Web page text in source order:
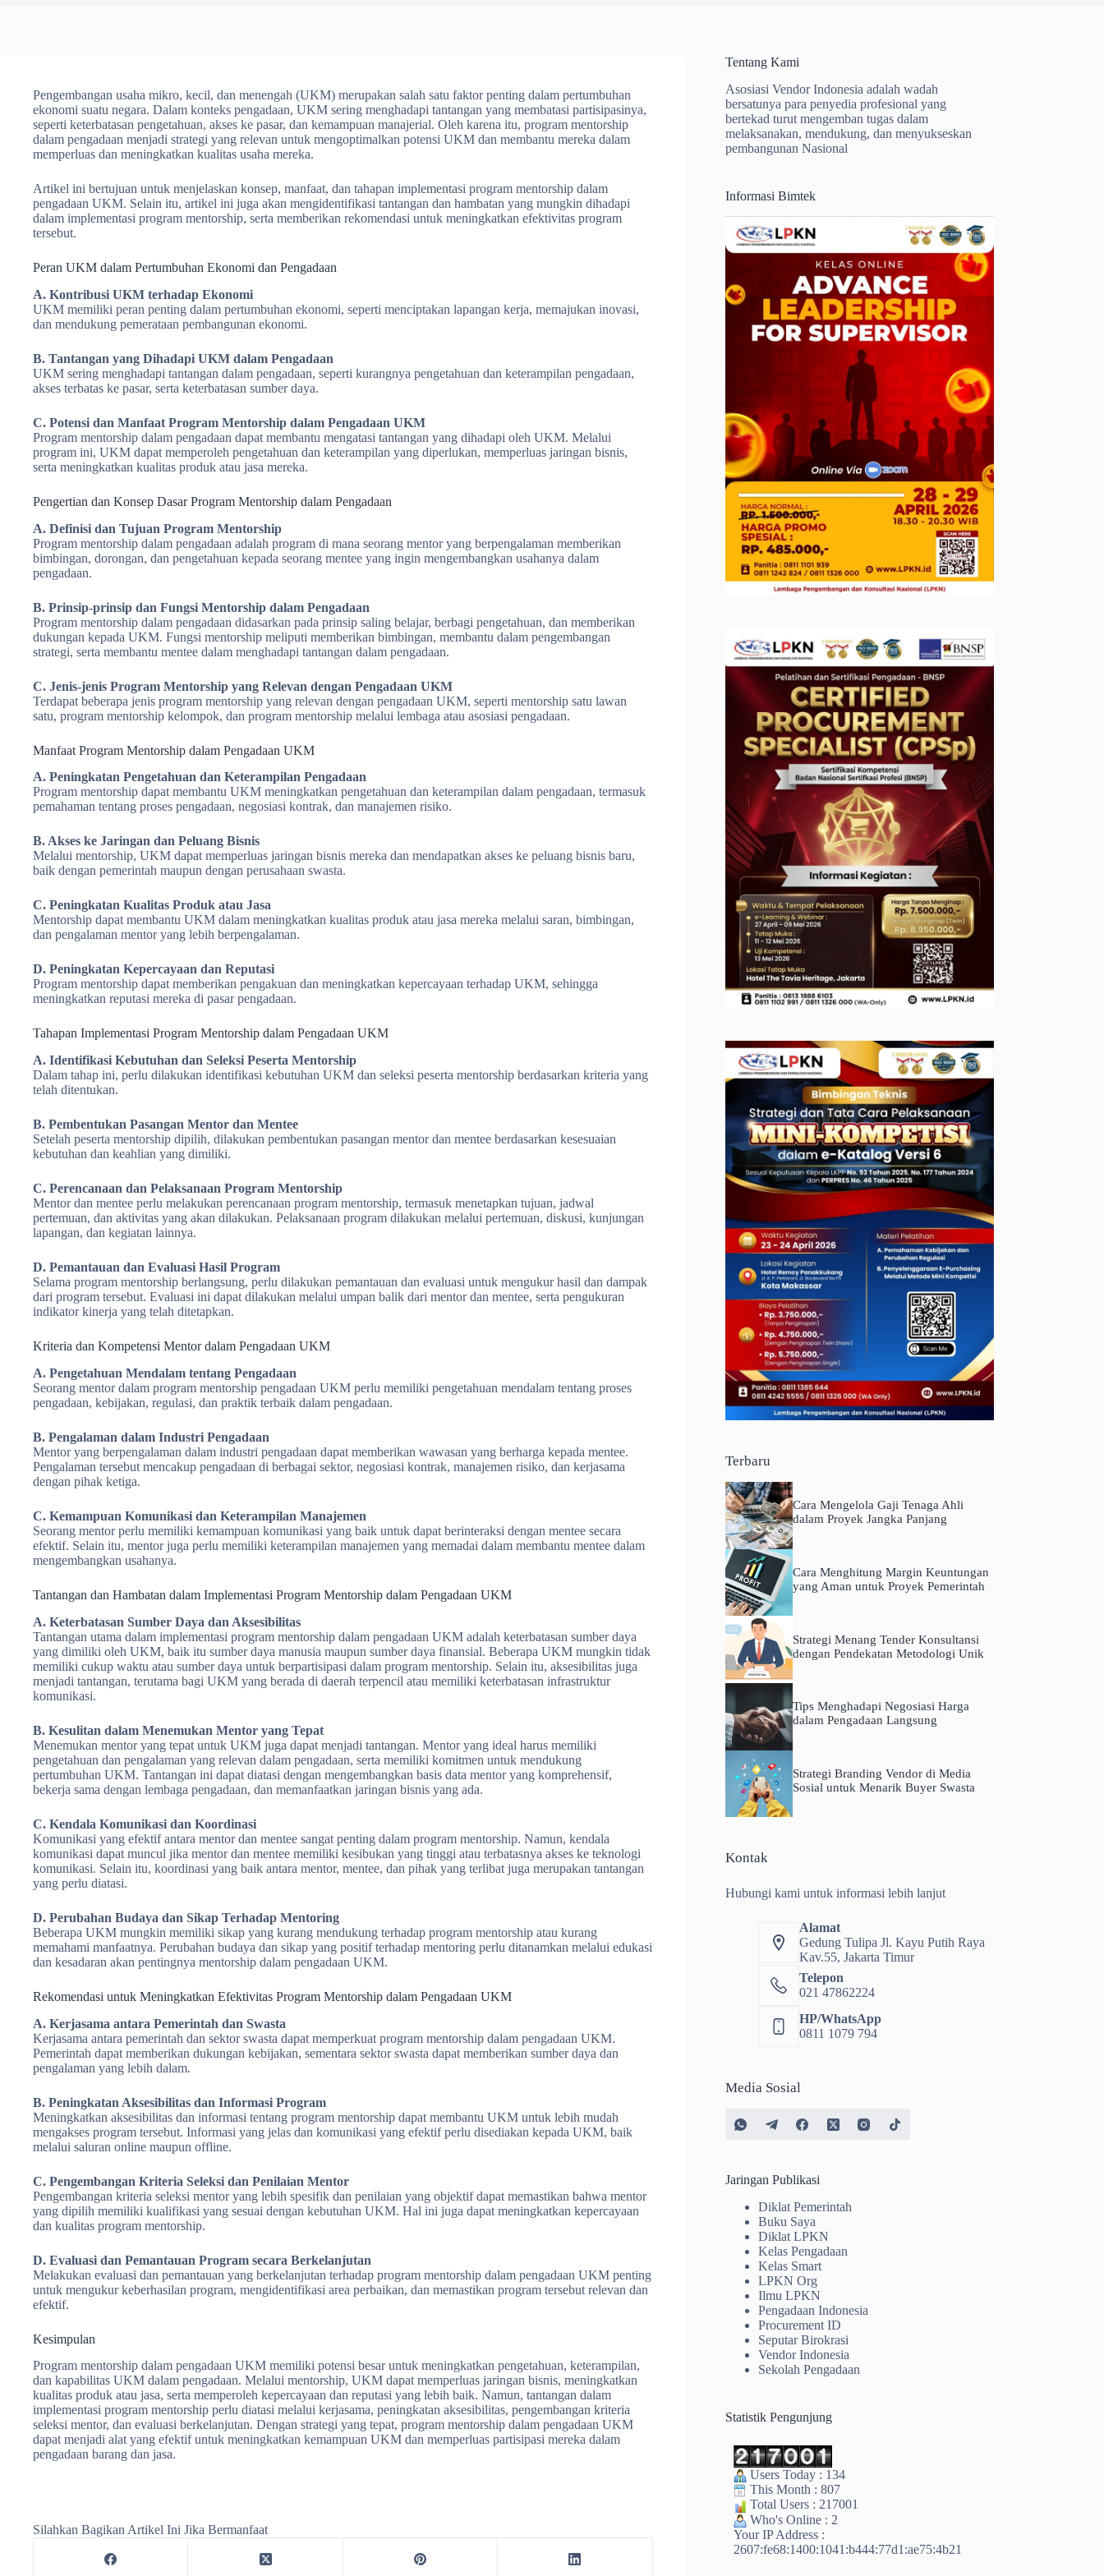
Pengembangan usaha mikro, kecil, dan menengah (UKM) merupakan salah satu faktor penting dalam pertumbuhan
ekonomi suatu negara. Dalam konteks pengadaan, UKM sering menghadapi tantangan yang membatasi partisipasinya,
seperti keterbatasan pengetahuan, akses ke pasar, dan kemampuan manajerial. Oleh karena itu, program mentorship
dalam pengadaan menjadi strategi yang relevan untuk mengoptimalkan potensi UKM dan membantu mereka dalam
memperluas dan meningkatkan kualitas usaha mereka.
Artikel ini bertujuan untuk menjelaskan konsep, manfaat, dan tahapan implementasi program mentorship dalam
pengadaan UKM. Selain itu, artikel ini juga akan mengidentifikasi tantangan dan hambatan yang mungkin dihadapi
dalam implementasi program mentorship, serta memberikan rekomendasi untuk meningkatkan efektivitas program
tersebut.
Peran UKM dalam Pertumbuhan Ekonomi dan Pengadaan
A. Kontribusi UKM terhadap Ekonomi
UKM memiliki peran penting dalam pertumbuhan ekonomi, seperti menciptakan lapangan kerja, memajukan inovasi,
dan mendukung pemerataan pembangunan ekonomi.
B. Tantangan yang Dihadapi UKM dalam Pengadaan
UKM sering menghadapi tantangan dalam pengadaan, seperti kurangnya pengetahuan dan keterampilan pengadaan,
akses terbatas ke pasar, serta keterbatasan sumber daya.
C. Potensi dan Manfaat Program Mentorship dalam Pengadaan UKM
Program mentorship dalam pengadaan dapat membantu mengatasi tantangan yang dihadapi oleh UKM. Melalui
program ini, UKM dapat memperoleh pengetahuan dan keterampilan yang diperlukan, memperluas jaringan bisnis,
serta meningkatkan kualitas produk atau jasa mereka.
Pengertian dan Konsep Dasar Program Mentorship dalam Pengadaan
A. Definisi dan Tujuan Program Mentorship
Program mentorship dalam pengadaan adalah program di mana seorang mentor yang berpengalaman memberikan
bimbingan, dorongan, dan pengetahuan kepada seorang mentee yang ingin mengembangkan usahanya dalam
pengadaan.
B. Prinsip-prinsip dan Fungsi Mentorship dalam Pengadaan
Program mentorship dalam pengadaan didasarkan pada prinsip saling belajar, berbagi pengetahuan, dan memberikan
dukungan kepada UKM. Fungsi mentorship meliputi memberikan bimbingan, membantu dalam pengembangan
strategi, serta membantu mentee dalam menghadapi tantangan dalam pengadaan.
C. Jenis-jenis Program Mentorship yang Relevan dengan Pengadaan UKM
Terdapat beberapa jenis program mentorship yang relevan dengan pengadaan UKM, seperti mentorship satu lawan
satu, program mentorship kelompok, dan program mentorship melalui lembaga atau asosiasi pengadaan.
Manfaat Program Mentorship dalam Pengadaan UKM
A. Peningkatan Pengetahuan dan Keterampilan Pengadaan
Program mentorship dapat membantu UKM meningkatkan pengetahuan dan keterampilan dalam pengadaan, termasuk
pemahaman tentang proses pengadaan, negosiasi kontrak, dan manajemen risiko.
B. Akses ke Jaringan dan Peluang Bisnis
Melalui mentorship, UKM dapat memperluas jaringan bisnis mereka dan mendapatkan akses ke peluang bisnis baru,
baik dengan pemerintah maupun dengan perusahaan swasta.
C. Peningkatan Kualitas Produk atau Jasa
Mentorship dapat membantu UKM dalam meningkatkan kualitas produk atau jasa mereka melalui saran, bimbingan,
dan pengalaman mentor yang lebih berpengalaman.
D. Peningkatan Kepercayaan dan Reputasi
Program mentorship dapat memberikan pengakuan dan meningkatkan kepercayaan terhadap UKM, sehingga
meningkatkan reputasi mereka di pasar pengadaan.
Tahapan Implementasi Program Mentorship dalam Pengadaan UKM
A. Identifikasi Kebutuhan dan Seleksi Peserta Mentorship
Dalam tahap ini, perlu dilakukan identifikasi kebutuhan UKM dan seleksi peserta mentorship berdasarkan kriteria yang
telah ditentukan.
B. Pembentukan Pasangan Mentor dan Mentee
Setelah peserta mentorship dipilih, dilakukan pembentukan pasangan mentor dan mentee berdasarkan kesesuaian
kebutuhan dan keahlian yang dimiliki.
C. Perencanaan dan Pelaksanaan Program Mentorship
Mentor dan mentee perlu melakukan perencanaan program mentorship, termasuk menetapkan tujuan, jadwal
pertemuan, dan aktivitas yang akan dilakukan. Pelaksanaan program dilakukan melalui pertemuan, diskusi, kunjungan
lapangan, dan kegiatan lainnya.
D. Pemantauan dan Evaluasi Hasil Program
Selama program mentorship berlangsung, perlu dilakukan pemantauan dan evaluasi untuk mengukur hasil dan dampak
dari program tersebut. Evaluasi ini dapat dilakukan melalui umpan balik dari mentor dan mentee, serta pengukuran
indikator kinerja yang telah ditetapkan.
Kriteria dan Kompetensi Mentor dalam Pengadaan UKM
A. Pengetahuan Mendalam tentang Pengadaan
Seorang mentor dalam program mentorship pengadaan UKM perlu memiliki pengetahuan mendalam tentang proses
pengadaan, kebijakan, regulasi, dan praktik terbaik dalam pengadaan.
B. Pengalaman dalam Industri Pengadaan
Mentor yang berpengalaman dalam industri pengadaan dapat memberikan wawasan yang berharga kepada mentee.
Pengalaman tersebut mencakup pengadaan di berbagai sektor, negosiasi kontrak, manajemen risiko, dan kerjasama
dengan pihak ketiga.
C. Kemampuan Komunikasi dan Keterampilan Manajemen
Seorang mentor perlu memiliki kemampuan komunikasi yang baik untuk dapat berinteraksi dengan mentee secara
efektif. Selain itu, mentor juga perlu memiliki keterampilan manajemen yang memadai dalam membantu mentee dalam
mengembangkan usahanya.
Tantangan dan Hambatan dalam Implementasi Program Mentorship dalam Pengadaan UKM
A. Keterbatasan Sumber Daya dan Aksesibilitas
Tantangan utama dalam implementasi program mentorship dalam pengadaan UKM adalah keterbatasan sumber daya
yang dimiliki oleh UKM, baik itu sumber daya manusia maupun sumber daya finansial. Beberapa UKM mungkin tidak
memiliki cukup waktu atau sumber daya untuk berpartisipasi dalam program mentorship. Selain itu, aksesibilitas juga
menjadi tantangan, terutama bagi UKM yang berada di daerah terpencil atau memiliki keterbatasan infrastruktur
komunikasi.
B. Kesulitan dalam Menemukan Mentor yang Tepat
Menemukan mentor yang tepat untuk UKM juga dapat menjadi tantangan. Mentor yang ideal harus memiliki
pengetahuan dan pengalaman yang relevan dalam pengadaan, serta memiliki komitmen untuk mendukung
pertumbuhan UKM. Tantangan ini dapat diatasi dengan mengembangkan basis data mentor yang komprehensif,
bekerja sama dengan lembaga pengadaan, dan memanfaatkan jaringan bisnis yang ada.
C. Kendala Komunikasi dan Koordinasi
Komunikasi yang efektif antara mentor dan mentee sangat penting dalam program mentorship. Namun, kendala
komunikasi dapat muncul jika mentor dan mentee memiliki kesibukan yang tinggi atau terbatasnya akses ke teknologi
komunikasi. Selain itu, koordinasi yang baik antara mentor, mentee, dan pihak yang terlibat juga merupakan tantangan
yang perlu diatasi.
D. Perubahan Budaya dan Sikap Terhadap Mentoring
Beberapa UKM mungkin memiliki sikap yang kurang mendukung terhadap program mentorship atau kurang
memahami manfaatnya. Perubahan budaya dan sikap yang positif terhadap mentoring perlu ditanamkan melalui edukasi
dan kesadaran akan pentingnya mentorship dalam pengadaan UKM.
Rekomendasi untuk Meningkatkan Efektivitas Program Mentorship dalam Pengadaan UKM
A. Kerjasama antara Pemerintah dan Swasta
Kerjasama antara pemerintah dan sektor swasta dapat memperkuat program mentorship dalam pengadaan UKM.
Pemerintah dapat memberikan dukungan kebijakan, sementara sektor swasta dapat memberikan sumber daya dan
pengalaman yang lebih dalam.
B. Peningkatan Aksesibilitas dan Informasi Program
Meningkatkan aksesibilitas dan informasi tentang program mentorship dapat membantu UKM untuk lebih mudah
mengakses program tersebut. Informasi yang jelas dan komunikasi yang efektif perlu disediakan kepada UKM, baik
melalui saluran online maupun offline.
C. Pengembangan Kriteria Seleksi dan Penilaian Mentor
Pengembangan kriteria seleksi mentor yang lebih spesifik dan penilaian yang objektif dapat memastikan bahwa mentor
yang dipilih memiliki kualifikasi yang sesuai dengan kebutuhan UKM. Hal ini juga dapat meningkatkan kepercayaan
dan kualitas program mentorship.
D. Evaluasi dan Pemantauan Program secara Berkelanjutan
Melakukan evaluasi dan pemantauan yang berkelanjutan terhadap program mentorship dalam pengadaan UKM penting
untuk mengukur keberhasilan program, mengidentifikasi area perbaikan, dan memastikan program tersebut relevan dan
efektif.
Kesimpulan
Program mentorship dalam pengadaan UKM memiliki potensi besar untuk meningkatkan pengetahuan, keterampilan,
dan kapabilitas UKM dalam pengadaan. Melalui mentorship, UKM dapat memperluas jaringan bisnis, meningkatkan
kualitas produk atau jasa, serta memperoleh kepercayaan dan reputasi yang lebih baik. Namun, tantangan dalam
implementasi program mentorship perlu diatasi melalui kerjasama, peningkatan aksesibilitas, pengembangan kriteria
seleksi mentor, dan evaluasi berkelanjutan. Dengan strategi yang tepat, program mentorship dalam pengadaan UKM
dapat menjadi alat yang efektif untuk meningkatkan kemampuan UKM dan memperluas partisipasi mereka dalam
pengadaan barang dan jasa.
Silahkan Bagikan Artikel Ini Jika Bermanfaat
Tentang Kami
Asosiasi Vendor Indonesia adalah wadah
bersatunya para penyedia profesional yang
bertekad turut mengemban tugas dalam
melaksanakan, mendukung, dan menyukseskan
pembangunan Nasional
Informasi Bimtek
Terbaru
Cara Mengelola Gaji Tenaga Ahli
dalam Proyek Jangka Panjang
Cara Menghitung Margin Keuntungan
yang Aman untuk Proyek Pemerintah
Strategi Menang Tender Konsultansi
dengan Pendekatan Metodologi Unik
Tips Menghadapi Negosiasi Harga
dalam Pengadaan Langsung
Strategi Branding Vendor di Media
Sosial untuk Menarik Buyer Swasta
Kontak
Hubungi kami untuk informasi lebih lanjut
Alamat
Gedung Tulipa Jl. Kayu Putih Raya
Kav.55, Jakarta Timur
Telepon
021 47862224
HP/WhatsApp
0811 1079 794
Media Sosial
Jaringan Publikasi
Diklat Pemerintah
Buku Saya
Diklat LPKN
Kelas Pengadaan
Kelas Smart
LPKN Org
Ilmu LPKN
Pengadaan Indonesia
Procurement ID
Seputar Birokrasi
Vendor Indonesia
Sekolah Pengadaan
Statistik Pengunjung
Users Today : 134
This Month : 807
Total Users : 217001
Who's Online : 2
Your IP Address :
2607:fe68:1400:1041:b444:77d1:ae75:4b21